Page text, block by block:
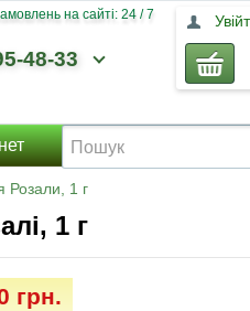
на сайті: 24 / 7
48-33
Розали, 1 г
1 г
грн.